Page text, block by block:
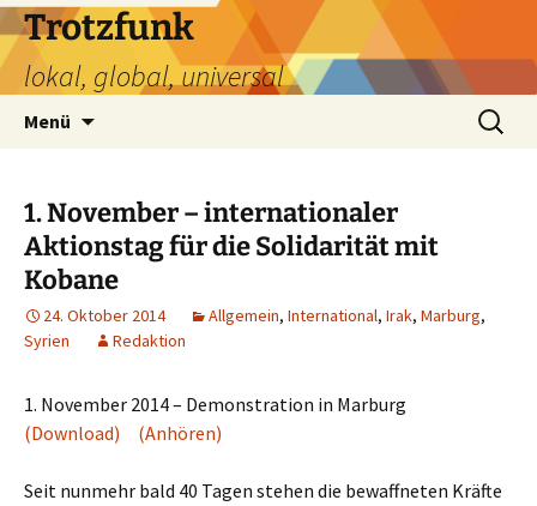
Zum
Inhalt
springen
Trotzfunk
lokal, global, universal
Menü
Suchen
nach:
1. November – internationaler
Aktionstag für die Solidarität mit
Kobane
24. Oktober 2014 Allgemein, International, Irak, Marburg,
Syrien
Redaktion
1. November 2014 – Demonstration in Marburg
(Download)
(Anhören)
Seit nunmehr bald 40 Tagen stehen die bewaffneten Kräfte